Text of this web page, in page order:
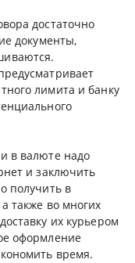
достаточно
документы,
лимита и банку
в валюте надо
и заключить
получить в
также во многих
их курьером
оформление
время.